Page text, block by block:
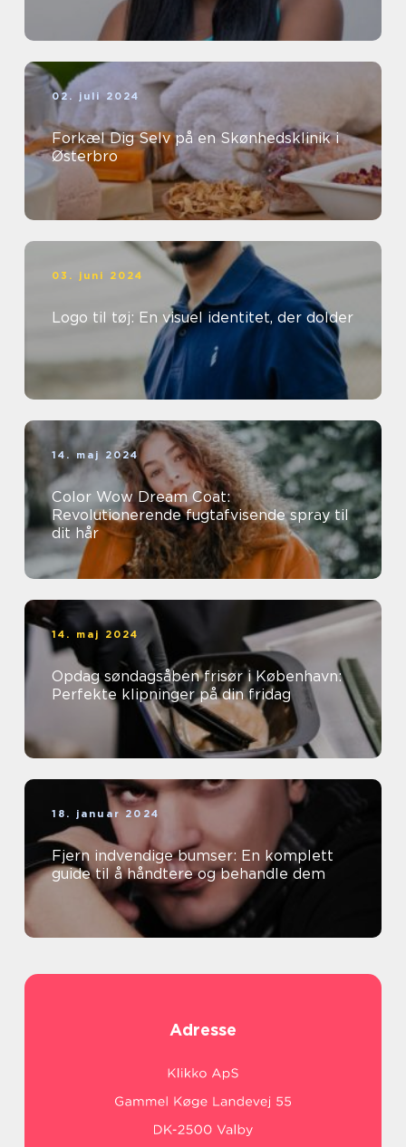
02. juli 2024
Forkæl Dig Selv på en Skønhedsklinik i
Østerbro
03. juni 2024
Logo til tøj: En visuel identitet, der dolder
14. maj 2024
Color Wow Dream Coat:
Revolutionerende fugtafvisende spray til
dit hår
14. maj 2024
Opdag søndagsåben frisør i København:
Perfekte klipninger på din fridag
18. januar 2024
Fjern indvendige bumser: En komplett
guide til å håndtere og behandle dem
Adresse